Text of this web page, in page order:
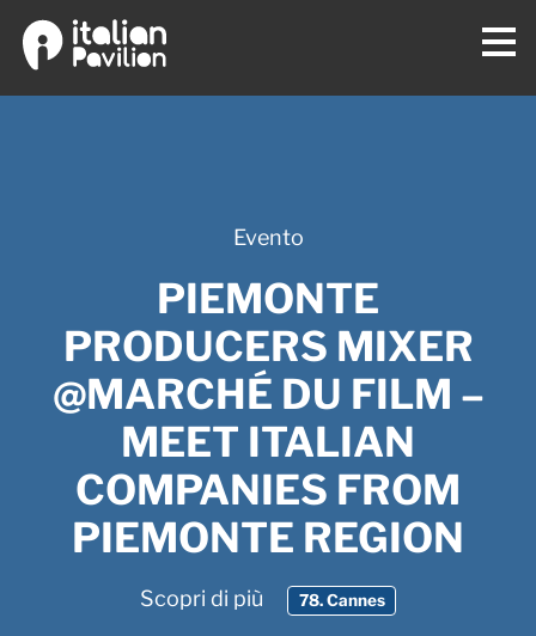
Evento
PIEMONTE
PRODUCERS MIXER
@MARCHÉ DU FILM –
MEET ITALIAN
COMPANIES FROM
PIEMONTE REGION
Scopri di più 78. Cannes